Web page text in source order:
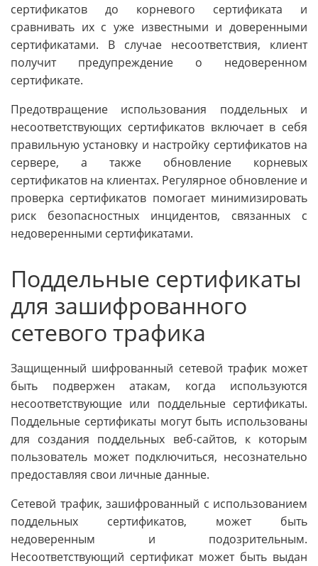
сертификатов до корневого сертификата и
сравнивать их с уже известными и доверенными
сертификатами. В случае несоответствия, клиент
получит предупреждение о недоверенном
сертификате.
Предотвращение использования поддельных и
несоответствующих сертификатов включает в себя
правильную установку и настройку сертификатов на
сервере, а также обновление корневых
сертификатов на клиентах. Регулярное обновление и
проверка сертификатов помогает минимизировать
риск безопасностных инцидентов, связанных с
недоверенными сертификатами.
Поддельные сертификаты
для зашифрованного
сетевого трафика
Защищенный шифрованный сетевой трафик может
быть подвержен атакам, когда используются
несоответствующие или поддельные сертификаты.
Поддельные сертификаты могут быть использованы
для создания поддельных веб-сайтов, к которым
пользователь может подключиться, несознательно
предоставляя свои личные данные.
Сетевой трафик, зашифрованный с использованием
поддельных сертификатов, может быть
недоверенным и подозрительным.
Несоответствующий сертификат может быть выдан